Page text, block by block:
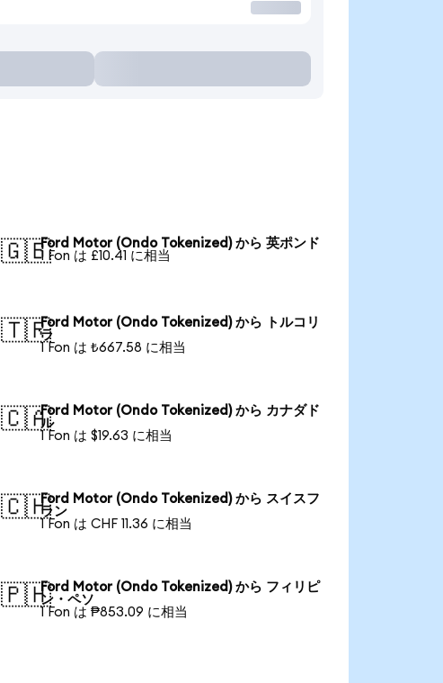
🇬🇧Ford Motor (Ondo Tokenized) から 英ポンド
1 Fon は £10.41 に相当
🇹🇷Ford Motor (Ondo Tokenized) から トルコリ
ラ
1 Fon は ₺667.58 に相当
🇨🇦Ford Motor (Ondo Tokenized) から カナダド
ル
1 Fon は $19.63 に相当
🇨🇭Ford Motor (Ondo Tokenized) から スイスフ
ラン
1 Fon は CHF 11.36 に相当
🇵🇭Ford Motor (Ondo Tokenized) から フィリピ
ン・ペソ
1 Fon は ₱853.09 に相当